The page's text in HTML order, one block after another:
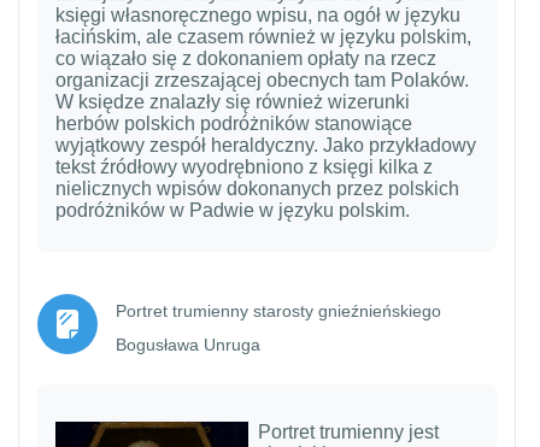
księgi własnoręcznego wpisu, na ogół w języku
łacińskim, ale czasem również w języku polskim,
co wiązało się z dokonaniem opłaty na rzecz
organizacji zrzeszającej obecnych tam Polaków.
W księdze znalazły się również wizerunki
herbów polskich podróżników stanowiące
wyjątkowy zespół heraldyczny. Jako przykładowy
tekst źródłowy wyodrębniono z księgi kilka z
nielicznych wpisów dokonanych przez polskich
podróżników w Padwie w języku polskim.
Portret trumienny starosty gnieźnieńskiego
Bogusława Unruga
Portret trumienny jest